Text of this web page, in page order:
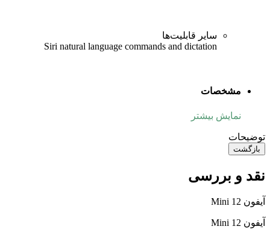
سایر قابلیت‌ها
Siri natural language commands and dictation
مشخصات
نمایش بیشتر
توضیحات
بازگشت
نقد و بررسی
آیفون 12 Mini
آیفون 12 Mini